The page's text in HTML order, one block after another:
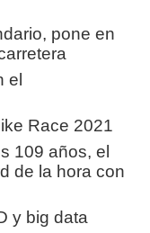
pone en
el
Race 2021
109 años, el
de la hora con
y big data